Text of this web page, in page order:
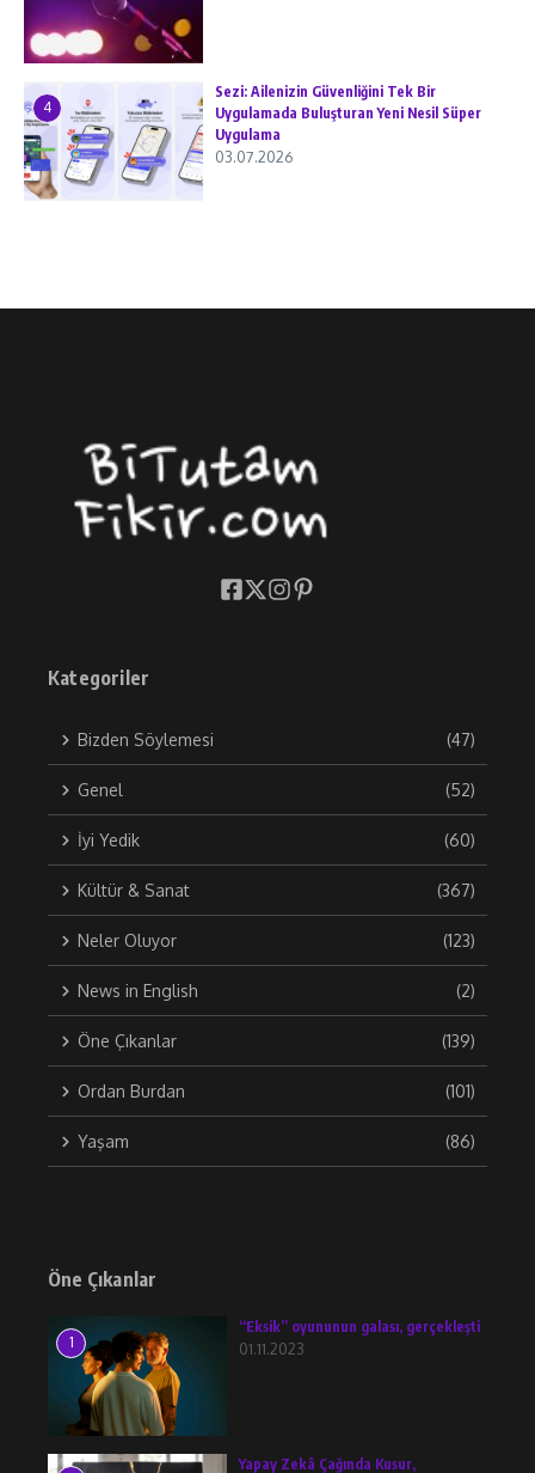
4
Sezi: Ailenizin Güvenliğini Tek Bir
Uygulamada Buluşturan Yeni Nesil Süper
Uygulama
03.07.2026
Kategoriler
Bizden Söylemesi (47)
Genel (52)
İyi Yedik (60)
Kültür & Sanat (367)
Neler Oluyor (123)
News in English (2)
Öne Çıkanlar (139)
Ordan Burdan (101)
Yaşam (86)
Öne Çıkanlar
1
“Eksik” oyununun galası, gerçekleşti
01.11.2023
Yapay Zekâ Çağında Kusur,